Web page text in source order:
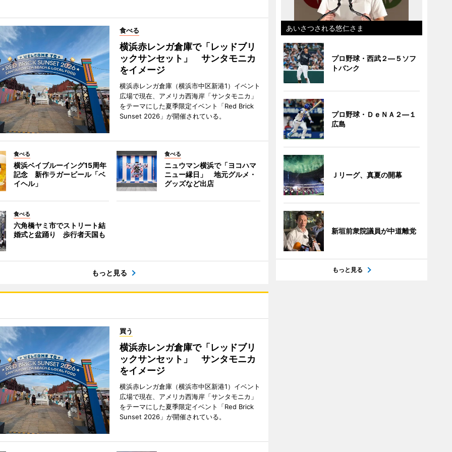
食べる
横浜赤レンガ倉庫で「レッドブリ
ックサンセット」 サンタモニカ
をイメージ
横浜赤レンガ倉庫（横浜市中区新港1）イベント
広場で現在、アメリカ西海岸「サンタモニカ」
をテーマにした夏季限定イベント「Red Brick
Sunset 2026」が開催されている。
食べる
横浜ベイブルーイング15周年
記念 新作ラガービール「ベ
イヘル」
食べる
ニュウマン横浜で「ヨコハマ
ニュー縁日」 地元グルメ・
グッズなど出店
食べる
六角橋ヤミ市でストリート結
婚式と盆踊り 歩行者天国も
もっと見る
買う
横浜赤レンガ倉庫で「レッドブリ
ックサンセット」 サンタモニカ
をイメージ
横浜赤レンガ倉庫（横浜市中区新港1）イベント
広場で現在、アメリカ西海岸「サンタモニカ」
をテーマにした夏季限定イベント「Red Brick
Sunset 2026」が開催されている。
あいさつされる悠仁さま
プロ野球・西武２―５ソフ
トバンク
プロ野球・ＤｅＮＡ２―１
広島
Ｊリーグ、真夏の開幕
新垣前衆院議員が中道離党
もっと見る